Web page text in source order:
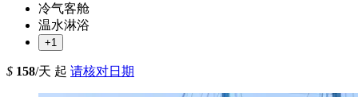
冷气客舱
温水淋浴
+1
$ 158/天 起 请核对日期